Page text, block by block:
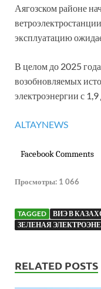
Аягозском районе
эксплуатацию
В целом до 2025
возобновляемых
электроэнергии с
ALTAYNEWS
Facebook Comments
Просмотры: 1 066
TAGGED ВИЭ В
ЗЕЛЕНАЯ
RELATED POSTS